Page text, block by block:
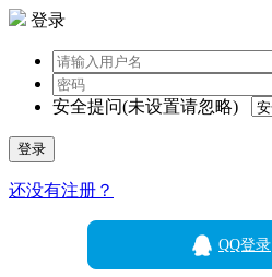
登录
安全提问(未设置请忽略)
登录
还没有注册？
QQ登录